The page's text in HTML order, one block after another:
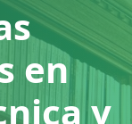
en
y